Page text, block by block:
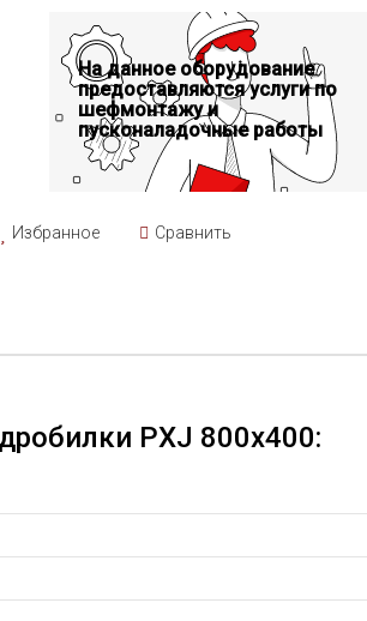
На данное оборудование
предоставляются услуги по
шефмонтажу и
пусконаладочные работы
Избранное Сравнить
PXJ 800x400: